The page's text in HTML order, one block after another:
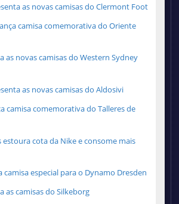
as novas camisas do Clermont Foot
camisa comemorativa do Oriente
as novas camisas do Western Sydney
as novas camisas do Aldosivi
camisa comemorativa do Talleres de
estoura cota da Nike e consome mais
camisa especial para o Dynamo Dresden
as camisas do Silkeborg